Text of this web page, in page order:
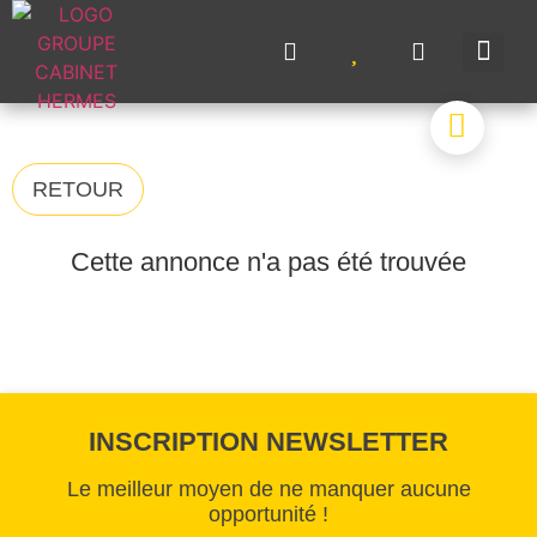
RETOUR
Cette annonce n'a pas été trouvée
INSCRIPTION NEWSLETTER
Le meilleur moyen de ne manquer aucune
opportunité !